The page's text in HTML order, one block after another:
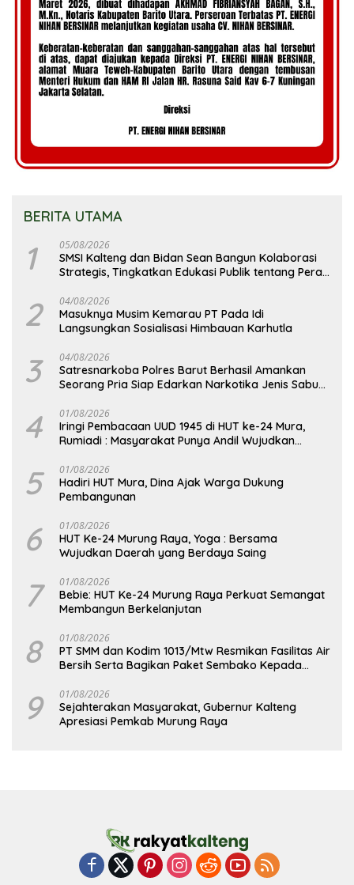
BERITA UTAMA
1 05/08/2026
SMSI Kalteng dan Bidan Sean Bangun Kolaborasi
Strategis, Tingkatkan Edukasi Publik tentang Peran
2 04/08/2026
Masuknya Musim Kemarau PT Pada Idi
Langsungkan Sosialisasi Himbauan Karhutla
3 04/08/2026
Satresnarkoba Polres Barut Berhasil Amankan
Seorang Pria Siap Edarkan Narkotika Jenis Sabu
4 01/08/2026
Iringi Pembacaan UUD 1945 di HUT ke-24 Mura,
Rumiadi : Masyarakat Punya Andil Wujudkan
5 01/08/2026
Hadiri HUT Mura, Dina Ajak Warga Dukung
Pembangunan
6 01/08/2026
HUT Ke-24 Murung Raya, Yoga : Bersama
Wujudkan Daerah yang Berdaya Saing
7 01/08/2026
Bebie: HUT Ke-24 Murung Raya Perkuat Semangat
Membangun Berkelanjutan
8 01/08/2026
PT SMM dan Kodim 1013/Mtw Resmikan Fasilitas Air
Bersih Serta Bagikan Paket Sembako Kepada
9 01/08/2026
Sejahterakan Masyarakat, Gubernur Kalteng
Apresiasi Pemkab Murung Raya